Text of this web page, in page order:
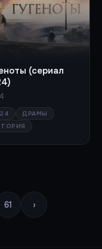
(сериал
ДРАМЫ
61 ›